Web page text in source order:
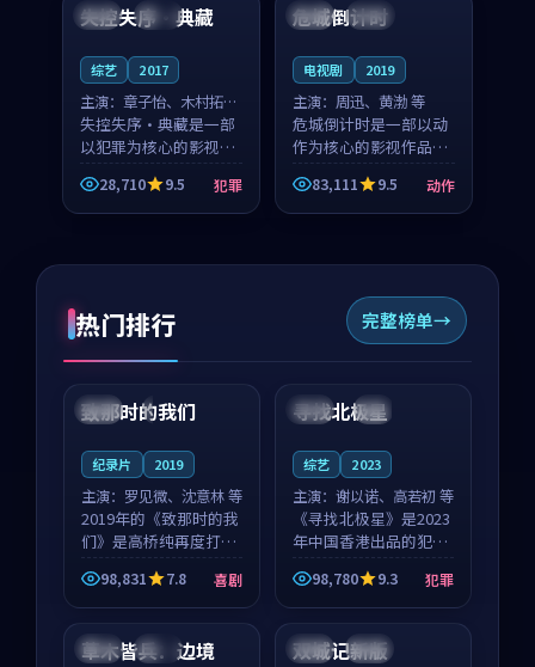
法国 独播
失控失序·典藏
综艺 2017
主演： 章子怡、木村拓哉
等
失控失序·典藏是一部
以犯罪为核心的影视作
品，围绕危机、反转与
人物成长展开，整体节
奏紧凑，值得推荐观
28,710 9.5 犯罪
中国 完结
危城倒计时
电视剧 2019
主演： 周迅、黄渤 等
危城倒计时是一部以动
作为核心的影视作品，
围绕危机、反转与人物
成长展开，整体节奏紧
凑，值得推荐观看。
83,111 9.5 动作
热门排行 完整榜单
中国 4K
99:22
致那时的我们
纪录片 2019
主演： 罗见微、沈意林 等
2019年的《致那时的我
们》是高桥纯再度打磨
的喜剧佳作。中国大陆
的取景与都市寓言的氛
围相互成就，罗见微与
沈意林的对手戏自然克
制，让整部影片在悬
98,831 7.8 喜剧
中国 4K
99:18
寻找北极星
综艺 2023
主演： 谢以诺、高若初 等
《寻找北极星》是2023
年中国香港出品的犯罪
新作，主创团队希望用
公路冒险的故事让观众
停下来想一想。谢以诺
领衔，高若初担任重要
角色，戚南柯的叙事
98,780 9.3 犯罪
泰国 独播
草木皆兵：边境 中国 独播
双城记新版